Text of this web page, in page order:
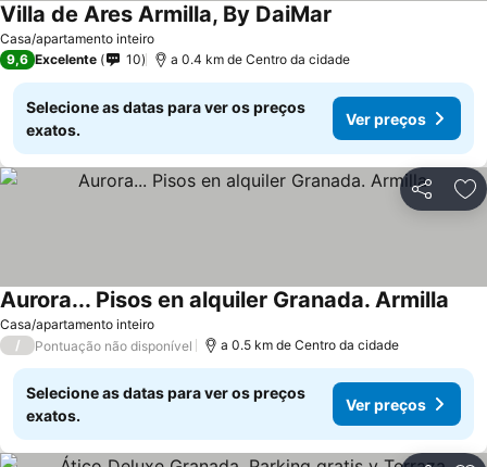
Casa/apartamento inteiro
Villa de Ares Armilla, By DaiMar
9,6 Excelente 10 a 0.4 km de Centro da cidade
Selecione as datas para ver os preços
exatos.
Ver preços
Partilhar
Casa/apartamento inteiro
Aurora... Pisos en alquiler Granada. Armilla
/ Pontuação não disponível a 0.5 km de Centro da cidade
Selecione as datas para ver os preços
exatos.
Ver preços